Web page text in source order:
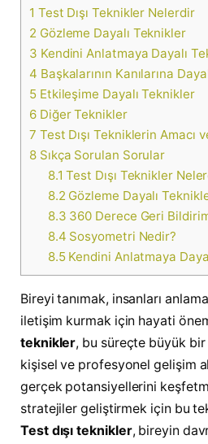
1 Test Dışı Teknikler Nelerdir
2 Gözleme Dayalı Teknikler
3 Kendini Anlatmaya Dayalı
4 Başkalarının Kanılarına
5Etkileşime Dayalı Teknikler
6Diğer Teknikler
7 Test Dışı Tekniklerin Amacı
8Sıkça Sorulan Sorular
8.1 Test Dışı Teknikler
8.2 Gözleme Dayalı
8.3 360 Derece Geri
8.4 Sosyometri Nedir?
8.5Kendini Anlatmaya
Bireyi tanımak, insanları
iletişim kurmak için hayati
teknikler, bu süreçte büyük
kişisel ve profesyonel gelişim
gerçek potansiyellerini
stratejiler geliştirmek için bu
Test dışı teknikler, bireyin